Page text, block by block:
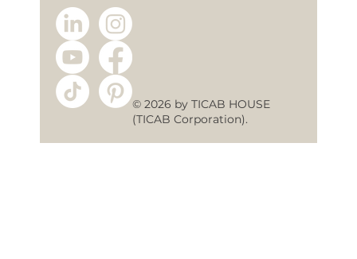
© 2026 by TICAB HOUSE
(TICAB Corporation).